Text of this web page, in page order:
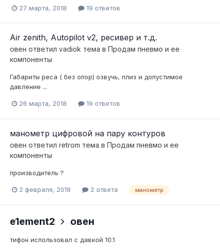
27 марта, 2018 19 ответов
Air zenith, Autopilot v2, ресивер и т.д.
овен ответил vadiok тема в Продам пневмо и ее
компоненты
Габариты реса ( без опор) озвучь, плиз и допустимое
давление ...
26 марта, 2018 19 ответов
манометр цифровой на пару контуров
овен ответил retrom тема в Продам пневмо и ее
компоненты
производитель ?
2 февраля, 2018 2 ответа манометр
e1ement2 овен
тифон использовал с давкой 10.1